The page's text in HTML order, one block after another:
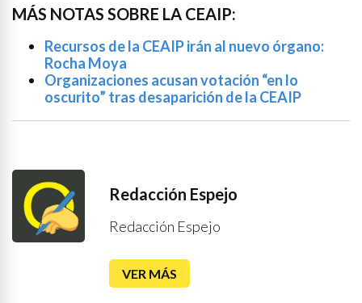
MÁS NOTAS SOBRE LA CEAIP:
Recursos de la CEAIP irán al nuevo órgano:
Rocha Moya
Organizaciones acusan votación “en lo
oscurito” tras desaparición de la CEAIP
Redacción Espejo
Redacción Espejo
VER MÁS